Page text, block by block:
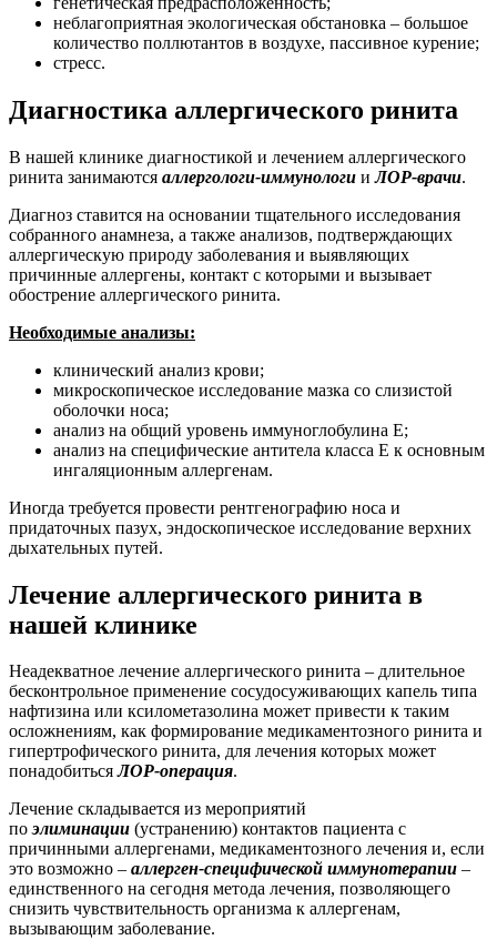
неблагоприятная экологическая обстановка – большое
количество поллютантов в воздухе, пассивное курение;
стресс.
Диагностика аллергического ринита
В нашей клинике диагностикой и лечением аллергического
ринита занимаются аллергологи-иммунологи иЛОР-врачи.
Диагноз ставится на основании тщательного исследования
собранного анамнеза, а также анализов, подтверждающих
аллергическую природу заболевания и выявляющих
причинные аллергены, контакт с которыми и вызывает
обострение аллергического ринита.
Необходимые анализы:
клинический анализ крови;
микроскопическое исследование мазка со слизистой
оболочки носа;
анализ на общий уровень иммуноглобулина Е;
анализ на специфические антитела класса Е к основным
ингаляционным аллергенам.
Иногда требуется провести рентгенографию носа и
придаточных пазух, эндоскопическое исследование верхних
дыхательных путей.
Лечение аллергического ринита в
нашей клинике
Неадекватное лечение аллергического ринита – длительное
бесконтрольное применение сосудосуживающих капель типа
нафтизина или ксилометазолина может привести к таким
осложнениям, как формирование медикаментозного ринита и
гипертрофического ринита, для лечения которых может
понадобитьсяЛОР-операция.
Лечение складывается из мероприятий
поэлиминации (устранению) контактов пациента с
причинными аллергенами, медикаментозного лечения и, если
это возможно – аллерген-специфической иммунотерапии –
единственного на сегодня метода лечения, позволяющего
снизить чувствительность организма к аллергенам,
вызывающим заболевание.